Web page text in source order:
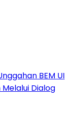
BEM UI
Dialog